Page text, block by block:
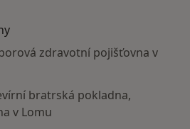
zdravotní pojišťovna v
bratrská pokladna,
v Lomu